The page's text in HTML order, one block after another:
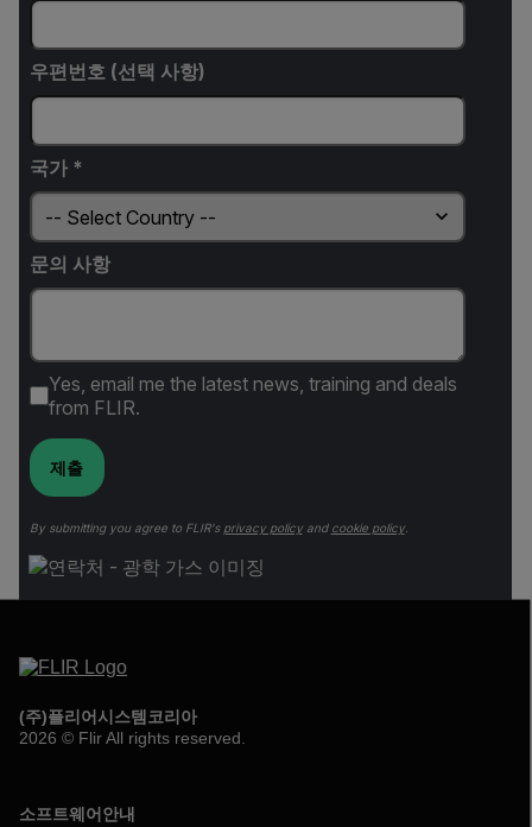
우편번호 (선택 사항)
국가 *
문의 사항
Yes, email me the latest news, training and deals
from FLIR.
제출
By submitting you agree to FLIR's privacy policyand cookie policy.
(주)플리어시스템코리아
2026 © Flir All rights reserved.
소프트웨어안내